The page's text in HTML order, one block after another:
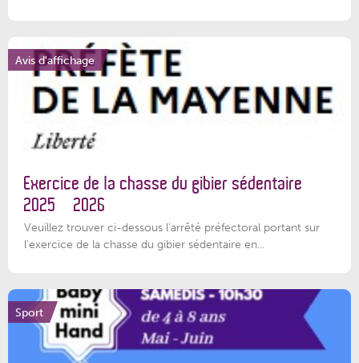
Avis d'affichage
Exercice de la chasse du gibier sédentaire
2025 – 2026
Veuillez trouver ci-dessous l'arrêté préfectoral portant sur
l'exercice de la chasse du gibier sédentaire en...
Sport